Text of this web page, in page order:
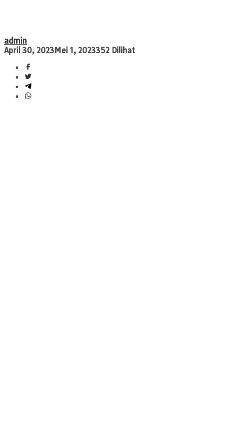
admin
April 30, 2023Mei 1, 2023352 Dilihat